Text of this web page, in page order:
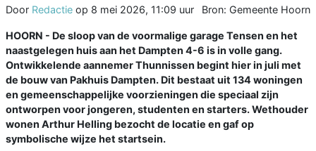
Door Redactie op 8 mei 2026, 11:09 uur Bron: Gemeente Hoorn
HOORN - De sloop van de voormalige garage Tensen en het
naastgelegen huis aan het Dampten 4-6 is in volle gang.
Ontwikkelende aannemer Thunnissen begint hier in juli met
de bouw van Pakhuis Dampten. Dit bestaat uit 134 woningen
en gemeenschappelijke voorzieningen die speciaal zijn
ontworpen voor jongeren, studenten en starters. Wethouder
wonen Arthur Helling bezocht de locatie en gaf op
symbolische wijze het startsein.